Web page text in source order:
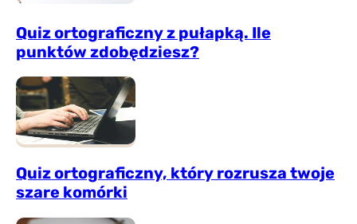
Quiz ortograficzny z pułapką. Ile
punktów zdobędziesz?
Quiz ortograficzny, który rozrusza twoje
szare komórki